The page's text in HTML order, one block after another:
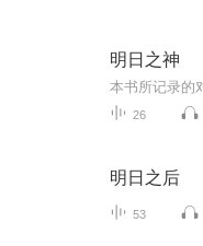
明日之神
26
明日之后
53